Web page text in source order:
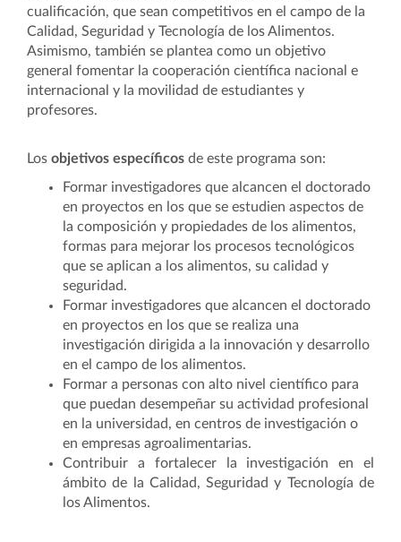
cualificación, que sean competitivos en el campo de la
Calidad, Seguridad y Tecnología de los Alimentos.
Asimismo, también se plantea como un objetivo
general fomentar la cooperación científica nacional e
internacional y la movilidad de estudiantes y
profesores.
Los objetivos específicos de este programa son:
Formar investigadores que alcancen el doctorado
en proyectos en los que se estudien aspectos de
la composición y propiedades de los alimentos,
formas para mejorar los procesos tecnológicos
que se aplican a los alimentos, su calidad y
seguridad.
Formar investigadores que alcancen el doctorado
en proyectos en los que se realiza una
investigación dirigida a la innovación y desarrollo
en el campo de los alimentos.
Formar a personas con alto nivel científico para
que puedan desempeñar su actividad profesional
en la universidad, en centros de investigación o
en empresas agroalimentarias.
Contribuir a fortalecer la investigación en el
ámbito de la Calidad, Seguridad y Tecnología de
los Alimentos.